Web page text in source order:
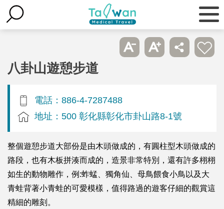
八卦山遊憩步道
電話：886-4-7287488
地址：500 彰化縣彰化市卦山路8-1號
整個遊憩步道大部份是由木頭做成的，有圓柱型木頭做成的
路段，也有木板拼湊而成的，造景非常特別，還有許多栩栩
如生的動物雕作，例:蚱蜢、獨角仙、母鳥餵食小鳥以及大
青蛙背著小青蛙的可愛模樣，值得路過的遊客仔細的觀賞這
精細的雕刻。